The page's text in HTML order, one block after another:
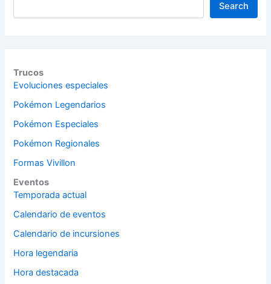
Search
Trucos
Evoluciones especiales
Pokémon Legendarios
Pokémon Especiales
Pokémon Regionales
Formas Vivillon
Eventos
Temporada actual
Calendario de eventos
Calendario de incursiones
Hora legendaria
Hora destacada